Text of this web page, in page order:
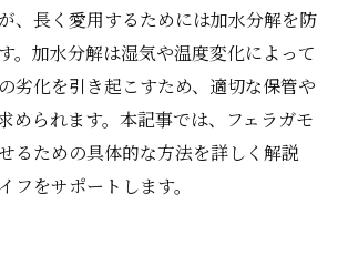
、長く愛用するためには加水分解を防
。加水分解は湿気や温度変化によって
劣化を引き起こすため、適切な保管や
められます。本記事では、フェラガモ
るための具体的な方法を詳しく解説
フをサポートします。